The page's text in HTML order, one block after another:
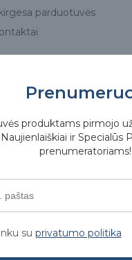
parduotuvės
+370 671 77528
produktams pirmojo
Naujienlaiškiai ir Specialūs
prenumeratoriams!
su privatumo politika